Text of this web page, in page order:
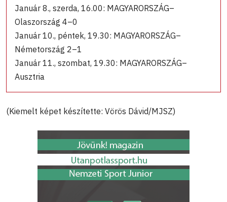
Január 8., szerda, 16.00: MAGYARORSZÁG–
Olaszország 4–0
Január 10., péntek, 19.30: MAGYARORSZÁG–
Németország 2–1
Január 11., szombat, 19.30: MAGYARORSZÁG–
Ausztria
(Kiemelt képet készítette: Vörös Dávid/MJSZ)